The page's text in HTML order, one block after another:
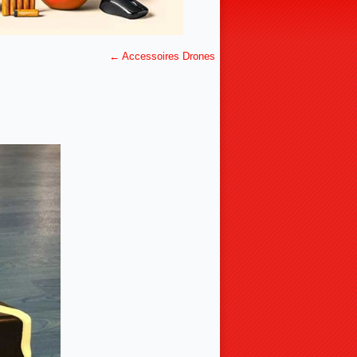
← Accessoires Drones